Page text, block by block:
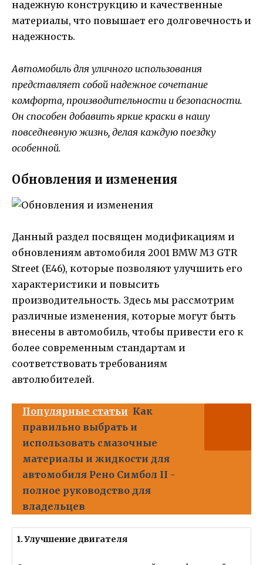
надежную конструкцию и качественные
материалы, что повышает его долговечность и
надежность.
Автомобиль для уличного использования
представляет собой надежное сочетание
комфорта, производительности и безопасности.
Он способен добавить яркие краски в нашу
повседневную жизнь, делая каждую поездку
особенной.
Обновления и изменения
Данный раздел посвящен модификациям и
обновлениям автомобиля 2001 BMW M3 GTR
Street (E46), которые позволяют улучшить его
характеристики и повысить
производительность. Здесь мы рассмотрим
различные изменения, которые могут быть
внесены в автомобиль, чтобы привести его к
более современным стандартам и
соответствовать требованиям
автолюбителей.
Популярные статьи Как
правильно выбрать и
использовать смазочные
материалы и жидкости для
автомобиля Рено Симбол II -
полное руководство для
владельцев
1. Улучшение двигателя